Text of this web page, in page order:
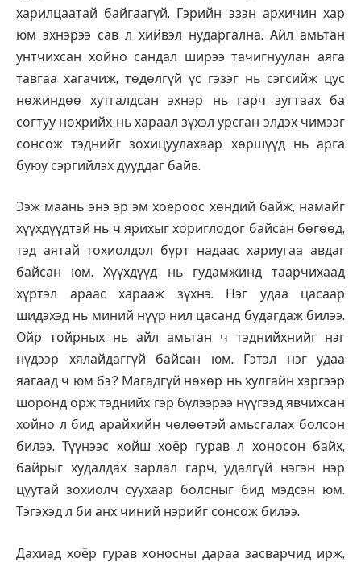
харилцаатай байгаагүй. Гэрийн эзэн архичин хар
юм эхнэрээ сав л хийвэл нударгална. Айл амьтан
унтчихсан хойно сандал ширээ тачигнуулан аяга
тавгаа хагачиж, төдөлгүй үс гэзэг нь сэгсийж цус
нөжиндөө хутгалдсан эхнэр нь гарч зугтаах ба
согтуу нөхрийх нь хараал зүхэл урсган элдэх чимээг
сонсож тэднийг зохицуулахаар хөршүүд нь арга
буюу сэргийлэх дууддаг байв.
Ээж маань энэ эр эм хоёроос хөндий байж, намайг
хүүхдүүдтэй нь ч ярихыг хориглодог байсан бөгөөд,
тэд аятай тохиолдол бүрт надаас хариугаа авдаг
байсан юм. Хүүхдүүд нь гудамжинд таарчихаад
хүртэл араас харааж зүхнэ. Нэг удаа цасаар
шидэхэд нь миний нүүр нил цасанд будагдаж билээ.
Ойр тойрных нь айл амьтан ч тэднийхнийг нэг
нүдээр хялайдаггүй байсан юм. Гэтэл нэг удаа
яагаад ч юм бэ? Магадгүй нөхөр нь хулгайн хэргээр
шоронд орж тэднийх гэр бүлээрээ нүүгээд явчихсан
хойно л бид арайхийн чөлөөтэй амьсгалах болсон
билээ. Түүнээс хойш хоёр гурав л хоносон байх,
байрыг худалдах зарлал гарч, удалгүй нэгэн нэр
цуутай зохиолч суухаар болсныг бид мэдсэн юм.
Тэгэхэд л би анх чиний нэрийг сонсож билээ.
Дахиад хоёр гурав хоносны дараа засварчид ирж,